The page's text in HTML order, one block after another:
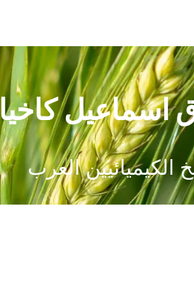
اسماعيل كاخيا
الكيميائيين العرب